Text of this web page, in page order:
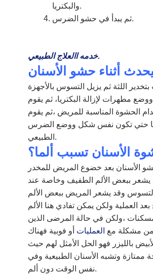
والبكتريا.
ثم يبدأ في حشو الضرس.
خدمه االعلاج الطبيعي.
أثناء حشو الأسنان
اللثة ثم يزيل التسوس بالأجهزة
مطهرات لإزالة البكتريا، ثم يقوم
الحشوة المناسبة للمريض ،ثم يقوم
حتي تكون نفس شكل ووضع الضرس
الطبيعي.
الأسنان تسبب ألما؟
الأسنان بعد خضوع المريض للمخدر
يشعر ببعض الألم الطفيف وخاصة عند
وقد يشعر المريض ببعض الألم
بعد العملية ولكن يمكن تفادي هنا الألم
،ولكن في حالة المرضى الذين
من مشكلة مع العمليات أو فوبية فهناك
بالليزر فهو الحل الأمثل لهم حيث
ممتازة وتشبه الأسنان الطبيعية وفي
نفس الوقت دون ألم.